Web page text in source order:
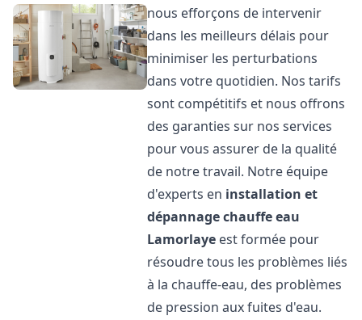
nous efforçons de intervenir
dans les meilleurs délais pour
minimiser les perturbations
dans votre quotidien. Nos tarifs
sont compétitifs et nous offrons
des garanties sur nos services
pour vous assurer de la qualité
de notre travail. Notre équipe
d'experts en installation et
dépannage chauffe eau
Lamorlaye est formée pour
résoudre tous les problèmes liés
à la chauffe-eau, des problèmes
de pression aux fuites d'eau.